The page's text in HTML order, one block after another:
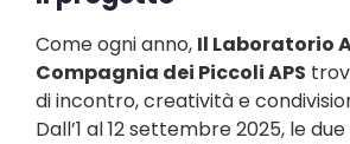
Come ogni anno, Il Laboratorio
Compagnia dei Piccoli APS
di incontro, creatività e
Dall’1 al 12 settembre 2025, le